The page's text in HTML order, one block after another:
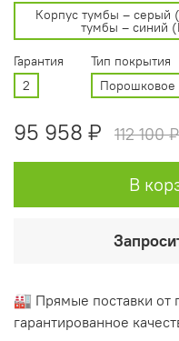
Корпус тумбы – серый
тумбы – синий
Гарантия
2
Тип покрытия
Порошковое
95 958 ₽ 112 100 ₽
В
🏭 Прямые поставки от
гарантированное